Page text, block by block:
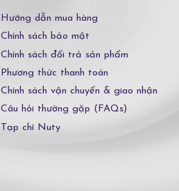
Hướng dẫn mua hàng
Chính sách bảo mật
Chính sách đổi trả sản phẩm
Phương thức thanh toán
Chính sách vận chuyển & giao nhận
Câu hỏi thường gặp (FAQs)
Tạp chí Nuty